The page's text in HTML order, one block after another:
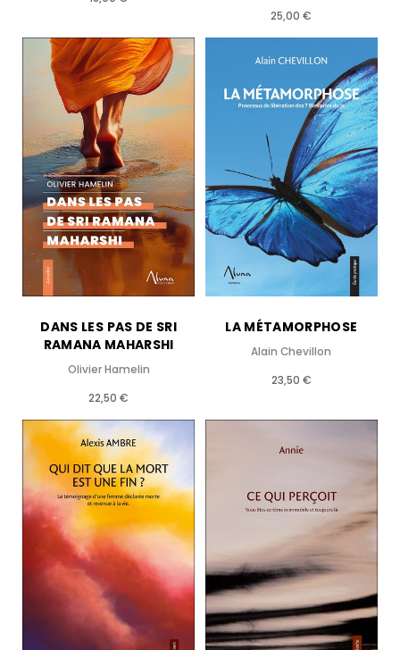
25,00 €
DANS LES PAS DE SRI
RAMANA MAHARSHI
Olivier Hamelin
22,50 €
LA MÉTAMORPHOSE
Alain Chevillon
23,50 €